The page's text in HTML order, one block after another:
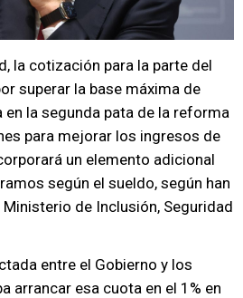
la cotización para la parte del
superar la base máxima de
la segunda pata de la reforma
para mejorar los ingresos de
un elemento adicional
según el sueldo, según han
de Inclusión, Seguridad
entre el Gobierno y los
arrancar esa cuota en el 1% en